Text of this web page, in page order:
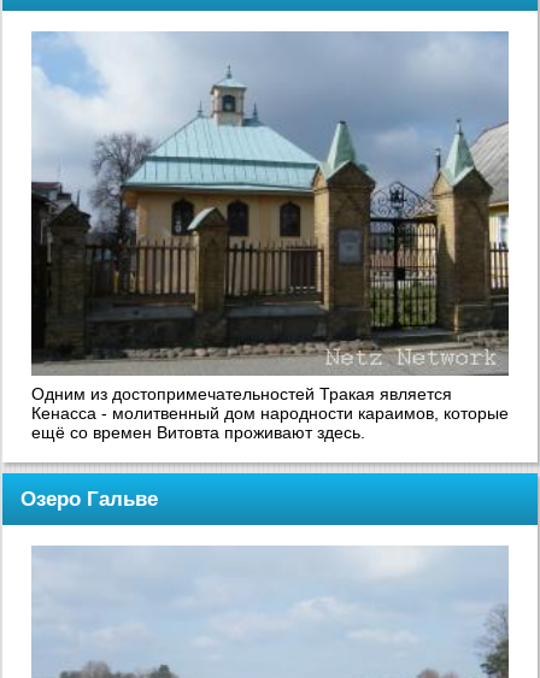
Одним из достопримечательностей Тракая является
Кенасса - молитвенный дом народности караимов, которые
ещё со времен Витовта проживают здесь.
Озеро Гальве